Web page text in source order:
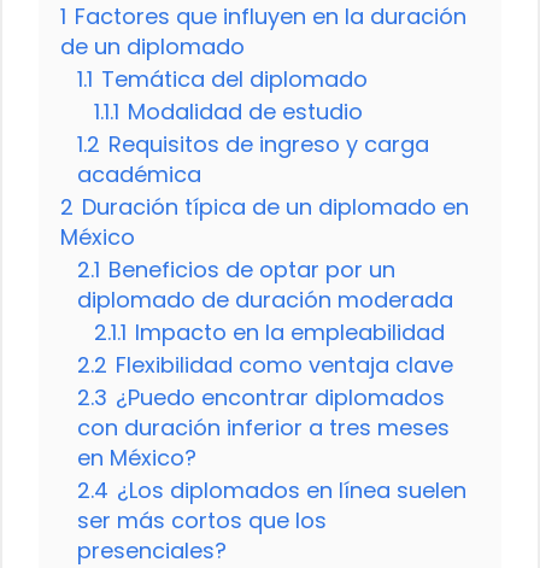
1 Factores que influyen en la duración
de un diplomado
1.1 Temática del diplomado
1.1.1 Modalidad de estudio
1.2 Requisitos de ingreso y carga
académica
2 Duración típica de un diplomado en
México
2.1 Beneficios de optar por un
diplomado de duración moderada
2.1.1 Impacto en la empleabilidad
2.2 Flexibilidad como ventaja clave
2.3 ¿Puedo encontrar diplomados
con duración inferior a tres meses
en México?
2.4 ¿Los diplomados en línea suelen
ser más cortos que los
presenciales?